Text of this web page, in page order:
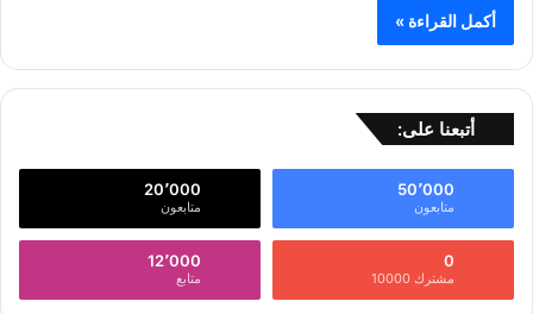
أكمل القراءة »
أتبعنا على:
50٬000
متابعون
20٬000
متابعون
0
مشترك 10000
12٬000
متابع